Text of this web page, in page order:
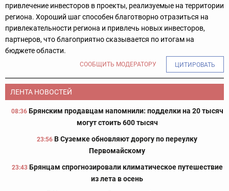
привлечение инвесторов в проекты, реализуемые на территории
региона. Хороший шаг способен благотворно отразиться на
привлекательности региона и привлечь новых инвесторов,
партнеров, что благоприятно сказывается по итогам на
бюджете области.
СООБЩИТЬ МОДЕРАТОРУ ЦИТИРОВАТЬ
ЛЕНТА НОВОСТЕЙ
08:36 Брянским продавцам напомнили: подделки на 20 тысяч
могут стоить 600 тысяч
23:56 В Суземке обновляют дорогу по переулку
Первомайскому
23:43 Брянцам спрогнозировали климатическое путешествие
из лета в осень